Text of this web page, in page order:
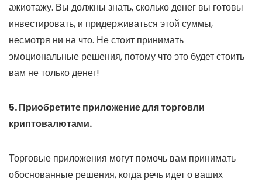
ажиотажу. Вы должны знать, сколько денег вы готовы
инвестировать, и придерживаться этой суммы,
несмотря ни на что. Не стоит принимать
эмоциональные решения, потому что это будет стоить
вам не только денег!
5. Приобретите приложение для торговли
криптовалютами.
Торговые приложения могут помочь вам принимать
обоснованные решения, когда речь идет о ваших